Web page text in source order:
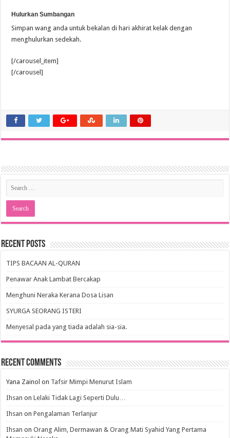
Hulurkan Sumbangan
Simpan wang anda untuk bekalan di hari akhirat kelak dengan
menghulurkan sedekah.
[/carousel_item]
[/carousel]
Recent Posts
TIPS BACAAN AL-QURAN
Penawar Anak Lambat Bercakap
Menghuni Neraka Kerana Dosa Lisan
SYURGA SEORANG ISTERI
Menyesal pada yang tiada adalah sia-sia.
Recent Comments
Yana Zainol on Tafsir Mimpi Menurut Islam
Ihsan onLelaki Tidak Lagi Seperti Dulu…
Ihsan onPengalaman Terlanjur
Ihsan onOrang Alim, Dermawan & Orang Mati Syahid Yang Pertama